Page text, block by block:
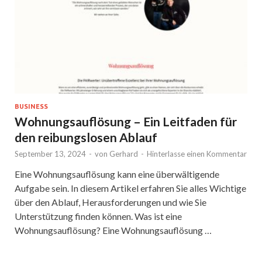
BUSINESS
Wohnungsauflösung – Ein Leitfaden für
den reibungslosen Ablauf
September 13, 2024 - von Gerhard - Hinterlasse einen Kommentar
Eine Wohnungsauflösung kann eine überwältigende
Aufgabe sein. In diesem Artikel erfahren Sie alles Wichtige
über den Ablauf, Herausforderungen und wie Sie
Unterstützung finden können. Was ist eine
Wohnungsauflösung? Eine Wohnungsauflösung …